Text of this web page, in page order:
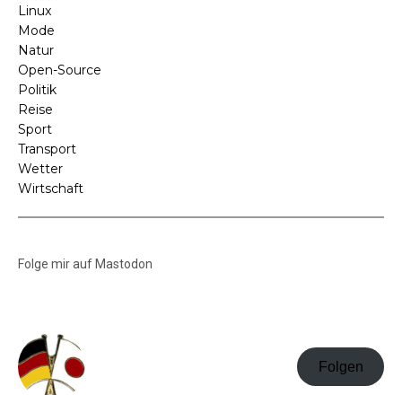
Linux
Mode
Natur
Open-Source
Politik
Reise
Sport
Transport
Wetter
Wirtschaft
Folge mir auf Mastodon
Folgen